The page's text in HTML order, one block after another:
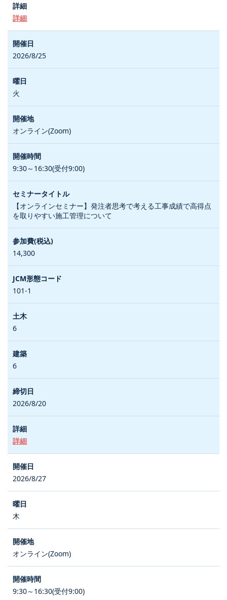
詳細
2026/8/25
火
オンライン(Zoom)
9:30～16:30(受付9:00)
【オンラインセミナー】発注者思考で考える工事成績で高得点
を取りやすい施工管理について
14,300
101-1
6
6
2026/8/20
詳細
2026/8/27
木
オンライン(Zoom)
9:30～16:30(受付9:00)